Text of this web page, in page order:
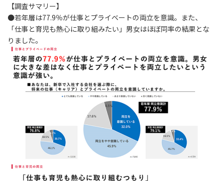
【調査サマリー】
●若年層は77.9％が仕事とプライベートの両立を意識。また、
「仕事と育児も熱心に取り組みたい」男女はほぼ同率の結果とな
りました。